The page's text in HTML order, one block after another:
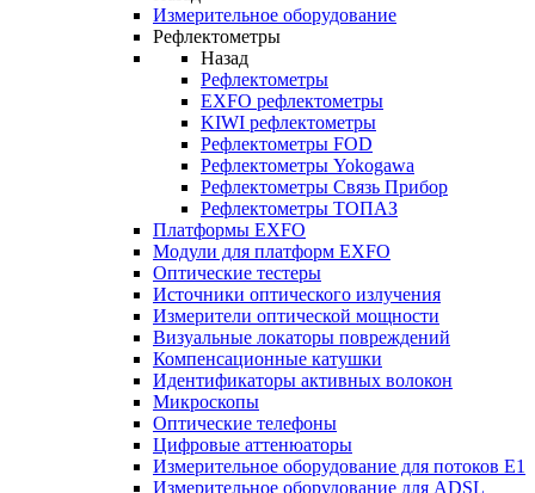
Измерительное оборудование
Рефлектометры
Назад
Рефлектометры
EXFO рефлектометры
KIWI рефлектометры
Рефлектометры FOD
Рефлектометры Yokogawa
Рефлектометры Связь Прибор
Рефлектометры ТОПАЗ
Платформы EXFO
Модули для платформ EXFO
Оптические тестеры
Источники оптического излучения
Измерители оптической мощности
Визуальные локаторы повреждений
Компенсационные катушки
Идентификаторы активных волокон
Микроскопы
Оптические телефоны
Цифровые аттенюаторы
Измерительное оборудование для потоков Е1
Измерительное оборудование для ADSL